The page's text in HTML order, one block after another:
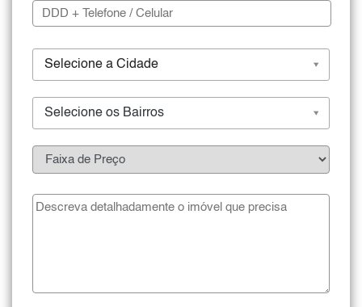
Selecione a Cidade
Selecione os Bairros